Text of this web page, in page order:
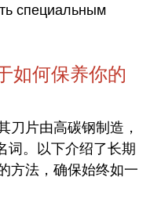
специальным
如何保养你的
刀片由高碳钢制造，
词。以下介绍了长期
方法，确保始终如一